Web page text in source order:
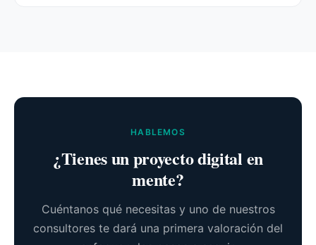
HABLEMOS
¿Tienes un proyecto digital en
mente?
Cuéntanos qué necesitas y uno de nuestros
consultores te dará una primera valoración del